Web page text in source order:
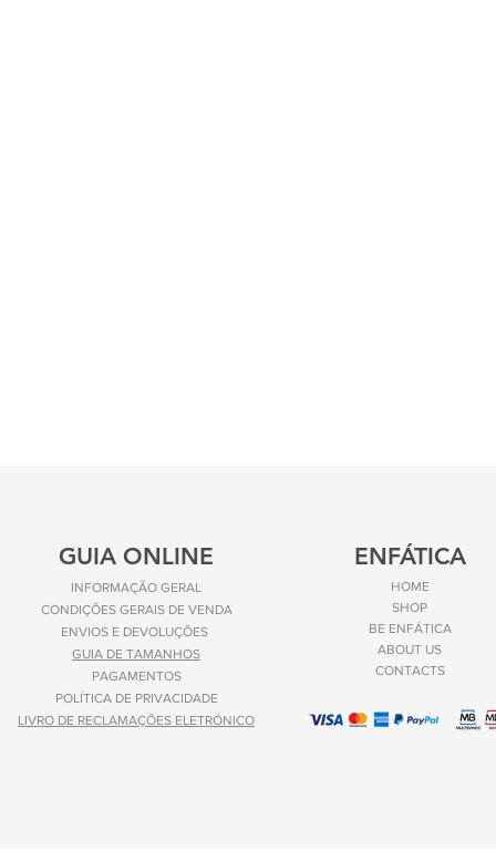
GUIA ONLINE
INFORMAÇÃO GERAL
CONDIÇÕES GERAIS DE VENDA
ENVIOS E DEVOLUÇÕES
GUIA DE TAMANHOS
PAGAMENTOS
POLÍTICA DE PRIVACIDADE
LIVRO DE RECLAMAÇÕES ELETRÓNICO
ENFÁTICA
HOME
SHOP
BE ENFÁTICA
ABOUT US
CONTACTS